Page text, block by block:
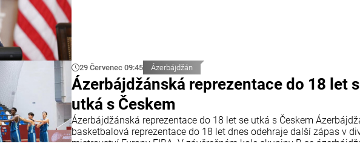
29 Červenec 09:45 Ázerbájdžán
Ázerbájdžánská reprezentace do 18 let
utká s Českem
Ázerbájdžánská reprezentace do 18 let se utká s Českem
basketbalová reprezentace do 18 let dnes odehraje další zápas v
mistrovství Evropy FIBA. V závěrečném kole skupiny B se